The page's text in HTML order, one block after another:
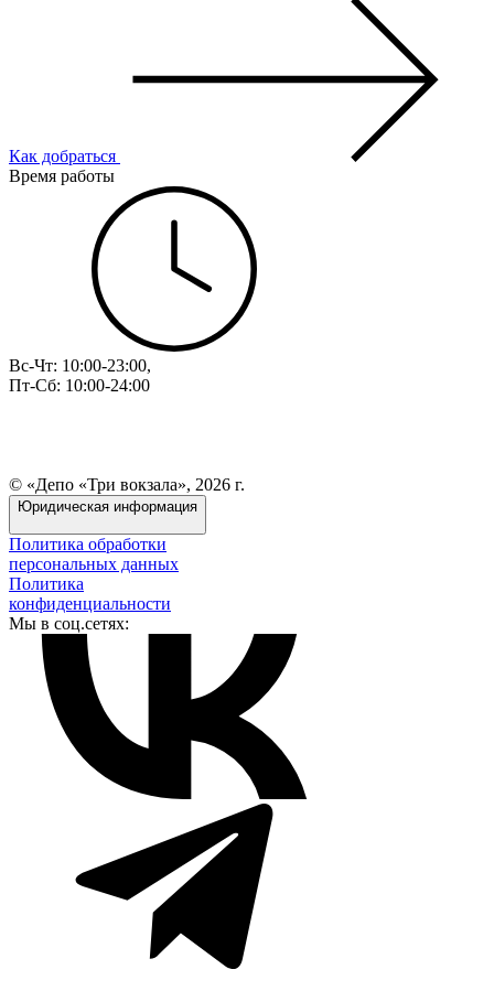
Как добраться
Время работы
Вс-Чт: 10:00-23:00,
Пт-Сб: 10:00-24:00
© «Депо «Три вокзала», 2026 г.
Юридическая информация
Политика обработки
персональных данных
Политика
конфиденциальности
Мы в соц.сетях: